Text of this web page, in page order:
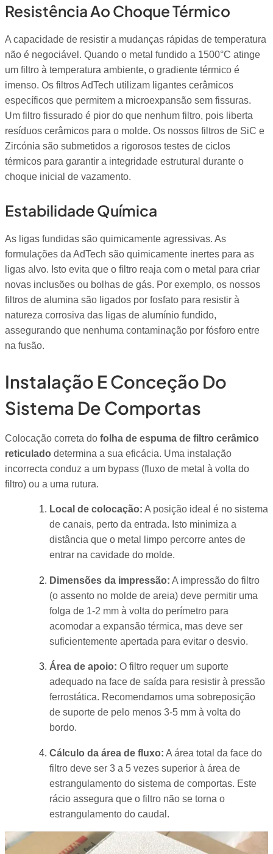
Resistência Ao Choque Térmico
A capacidade de resistir a mudanças rápidas de temperatura
não é negociável. Quando o metal fundido a 1500°C atinge
um filtro à temperatura ambiente, o gradiente térmico é
imenso. Os filtros AdTech utilizam ligantes cerâmicos
específicos que permitem a microexpansão sem fissuras.
Um filtro fissurado é pior do que nenhum filtro, pois liberta
resíduos cerâmicos para o molde. Os nossos filtros de SiC e
Zircónia são submetidos a rigorosos testes de ciclos
térmicos para garantir a integridade estrutural durante o
choque inicial de vazamento.
Estabilidade Química
As ligas fundidas são quimicamente agressivas. As
formulações da AdTech são quimicamente inertes para as
ligas alvo. Isto evita que o filtro reaja com o metal para criar
novas inclusões ou bolhas de gás. Por exemplo, os nossos
filtros de alumina são ligados por fosfato para resistir à
natureza corrosiva das ligas de alumínio fundido,
assegurando que nenhuma contaminação por fósforo entre
na fusão.
Instalação E Conceção Do
Sistema De Comportas
Colocação correta do folha de espuma de filtro cerâmico
reticulado determina a sua eficácia. Uma instalação
incorrecta conduz a um bypass (fluxo de metal à volta do
filtro) ou a uma rutura.
Local de colocação: A posição ideal é no sistema
de canais, perto da entrada. Isto minimiza a
distância que o metal limpo percorre antes de
entrar na cavidade do molde.
Dimensões da impressão: A impressão do filtro
(o assento no molde de areia) deve permitir uma
folga de 1-2 mm à volta do perímetro para
acomodar a expansão térmica, mas deve ser
suficientemente apertada para evitar o desvio.
Área de apoio: O filtro requer um suporte
adequado na face de saída para resistir à pressão
ferrostática. Recomendamos uma sobreposição
de suporte de pelo menos 3-5 mm à volta do
bordo.
Cálculo da área de fluxo: A área total da face do
filtro deve ser 3 a 5 vezes superior à área de
estrangulamento do sistema de comportas. Este
rácio assegura que o filtro não se torna o
estrangulamento do caudal.